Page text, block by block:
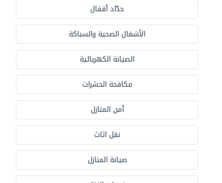
حدّاد أقفال
الأشغال الصحية والسباكة
الصيانة الكهربائية
مكافحة الحشرات
أمن المنازل
نقل اثاث
صيانة المنازل